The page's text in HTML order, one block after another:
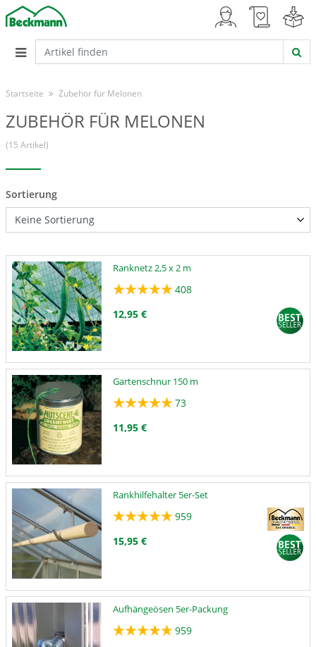
Startseite Zubehör für Melonen
ZUBEHÖR FÜR MELONEN
(15 Artikel)
Sortierung
Ranknetz 2,5 x 2 m
408
12,95 €
Gartenschnur 150 m
73
11,95 €
Rankhilfehalter 5er-Set
959
15,95 €
Aufhängeösen 5er-Packung
959